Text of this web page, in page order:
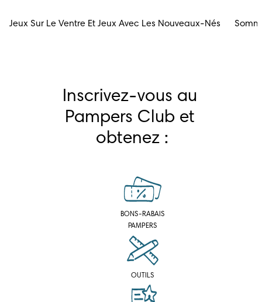
Jeux Sur Le Ventre Et Jeux Avec Les Nouveaux-Nés
Inscrivez-vous au
Pampers Club et
obtenez :
BONS-RABAIS
PAMPERS
OUTILS